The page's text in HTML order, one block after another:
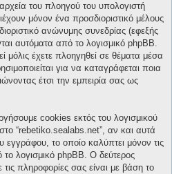
του πλοηγού του υπολογιστή
μόνον ένα προσδιοριστικό μέλους
ανώνυμης συνεδρίας (εφεξής
αυτόματα από το λογισμικό phpBB.
μόλις έχετε πλοηγηθεί σε θέματα μέσα
για να καταγράφεται ποια
έτσι την εμπειρία σας ως
cookies εκτός του λογισμικού
“rebetiko.sealabs.net”, αν και αυτά
εγγράφου, το οποίο καλύπτει μόνον τις
το λογισμικό phpBB. Ο δεύτερος
πληροφορίες σας είναι με βάση το